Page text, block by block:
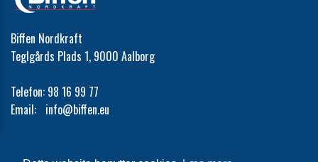
Biffen Nordkraft
Teglgårds Plads 1, 9000 Aalborg
Telefon: 98 16 99 77
Email: info@biffen.eu